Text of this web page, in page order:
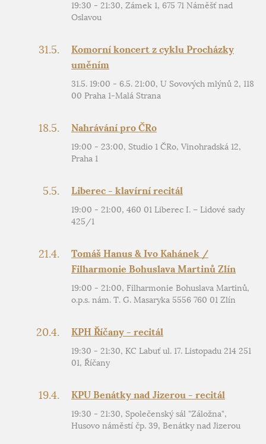
19:30 - 21:30, Zámek 1, 675 71 Náměšť nad
Oslavou
31.5.
Komorní koncert z cyklu Procházky
uměním
31.5. 19:00 - 6.5. 21:00, U Sovových mlýnů 2, 118
00 Praha 1-Malá Strana
18.5. Nahrávání pro ČRo
19:00 - 23:00, Studio 1 ČRo, Vinohradská 12,
Praha 1
5.5. Liberec - klavírní recitál
19:00 - 21:00, 460 01 Liberec I. – Lidové sady
425/1
21.4.
Tomáš Hanus & Ivo Kahánek /
Filharmonie Bohuslava Martinů Zlín
19:00 - 21:00, Filharmonie Bohuslava Martinů,
o.p.s. nám. T. G. Masaryka 5556 760 01 Zlín
20.4. KPH Říčany - recitál
19:30 - 21:30, KC Labuť ul. 17. Listopadu 214 251
01, Říčany
19.4. KPU Benátky nad Jizerou - recitál
19:30 - 21:30, Společenský sál "Záložna",
Husovo náměstí čp. 39, Benátky nad Jizerou